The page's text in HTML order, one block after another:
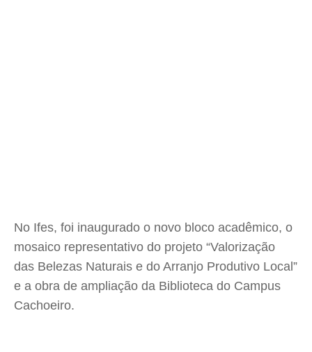
No Ifes, foi inaugurado o novo bloco acadêmico, o
mosaico representativo do projeto “Valorização
das Belezas Naturais e do Arranjo Produtivo Local”
e a obra de ampliação da Biblioteca do Campus
Cachoeiro.